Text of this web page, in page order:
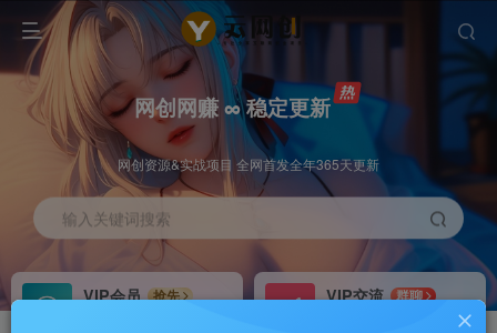
网创网赚 ∞ 稳定更新
网创资源&实战项目 全网首发全年365天更新
输入关键词搜索
VIP会员
抢先
VIP交流
群聊
研究探讨更多创业项目路子。